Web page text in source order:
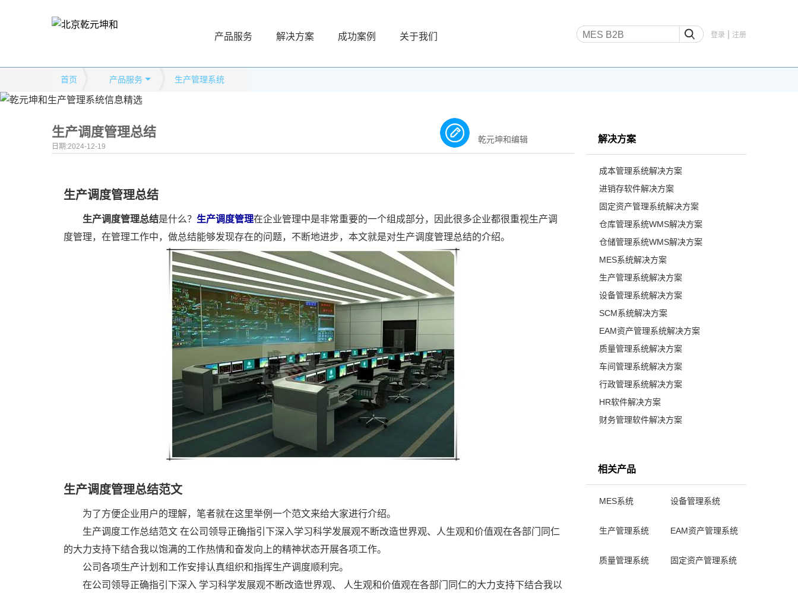
产品服务 解决方案 成功案例 关于我们 登录 注册
首页 产品服务 生产管理系统
生产调度管理总结
日期:2024-12-19
乾元坤和编辑
生产调度管理总结
生产调度管理总结是什么？ 生产调度管理在企业管理中是非常重要的一个组成部分，因此很多企业都很重视生产调
度管理，在管理工作中，做总结能够发现存在的问题，不断地进步，本文就是对生产调度管理总结的介绍。
生产调度管理总结范文
为了方便企业用户的理解，笔者就在这里举例一个范文来给大家进行介绍。
生产调度工作总结范文 在公司领导正确指引下深入学习科学发展观不断改造世界观、人生观和价值观在各部门同仁
的大力支持下结合我以饱满的工作热情和奋发向上的精神状态开展各项工作。
公司各项生产计划和工作安排认真组织和指挥生产调度顺利完。
在公司领导正确指引下深入 学习科学发展观不断改造世界观、 人生观和价值观在各部门同仁的大力支持下结合我以
解决方案
成本管理系统解决方案
进销存软件解决方案
固定资产管理系统解决方案
仓库管理系统WMS解决方案
仓储管理系统WMS解决方案
MES系统解决方案
生产管理系统解决方案
设备管理系统解决方案
SCM系统解决方案
EAM资产管理系统解决方案
质量管理系统解决方案
车间管理系统解决方案
行政管理系统解决方案
HR软件解决方案
财务管理软件解决方案
相关产品
MES系统 设备管理系统
生产管理系统 EAM资产管理系统
质量管理系统 固定资产管理系统